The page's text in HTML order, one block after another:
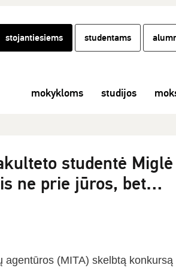
stojantiesiems studentams
mokykloms studijos
studentė Miglė
ne prie jūros, bet…
(MITA) skelbtą konkursą